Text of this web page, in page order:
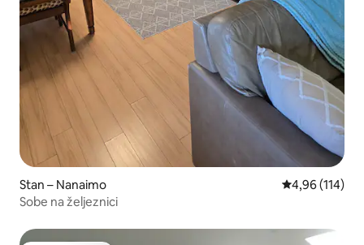
Stan – Nanaimo Prosječna
4,96 (114)
Sobe na željeznici